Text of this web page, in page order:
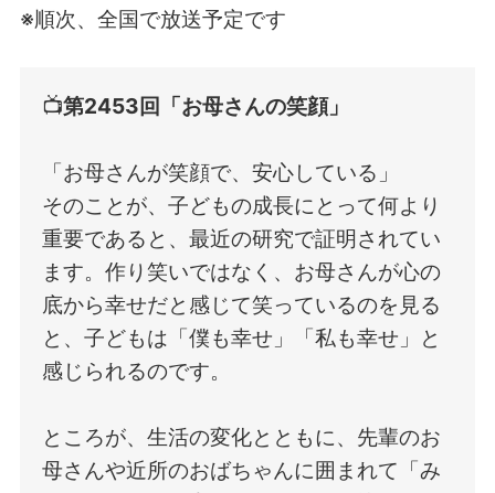
※順次、全国で放送予定です
📺第2453回「お母さんの笑顔」
「お母さんが笑顔で、安心している」
そのことが、子どもの成長にとって何より
重要であると、最近の研究で証明されてい
ます。作り笑いではなく、お母さんが心の
底から幸せだと感じて笑っているのを見る
と、子どもは「僕も幸せ」「私も幸せ」と
感じられるのです。
ところが、生活の変化とともに、先輩のお
母さんや近所のおばちゃんに囲まれて「み